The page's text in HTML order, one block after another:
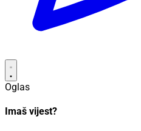
Oglas
Imaš vijest?